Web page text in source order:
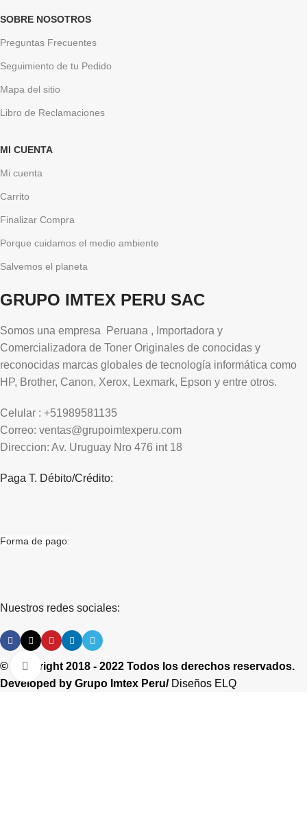
Clic para ampliar
SOBRE NOSOTROS
Preguntas Frecuentes
Seguimiento de tu Pedido
Mapa del sitio
Libro de Reclamaciones
MI CUENTA
Mi cuenta
Carrito
Finalizar Compra
Porque cuidamos el medio ambiente
Salvemos el planeta
GRUPO IMTEX PERU SAC
Somos una empresa Peruana , Importadora y
Comercializadora de Toner Originales de conocidas y
reconocidas marcas globales de tecnología informática como
HP, Brother, Canon, Xerox, Lexmark, Epson y entre otros.
Celular : +51989581135
Correo: ventas@grupoimtexperu.com
Direccion: Av. Uruguay Nro 476 int 18
Paga T. Débito/Crédito:
Forma de pago:
Nuestros redes sociales:
© Copyright 2018 - 2022 Todos los derechos reservados.
Developed by Grupo Imtex Peru/ Diseños ELQ